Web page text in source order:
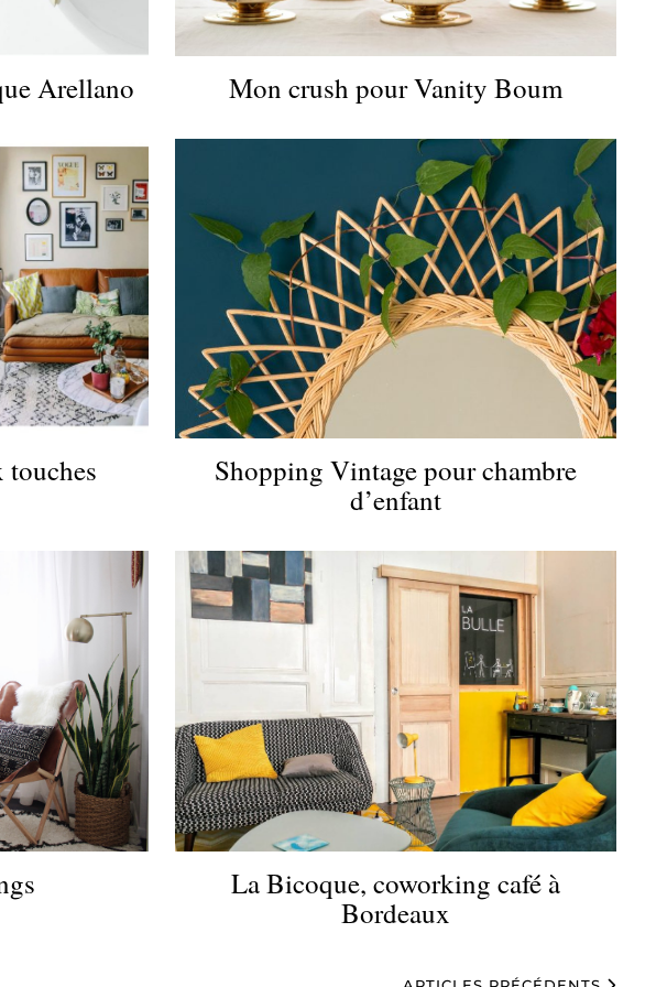
Arellano Mon crush pour Vanity Boum
touches
Shopping Vintage pour chambre
d’enfant
La Bicoque, coworking café à
Bordeaux